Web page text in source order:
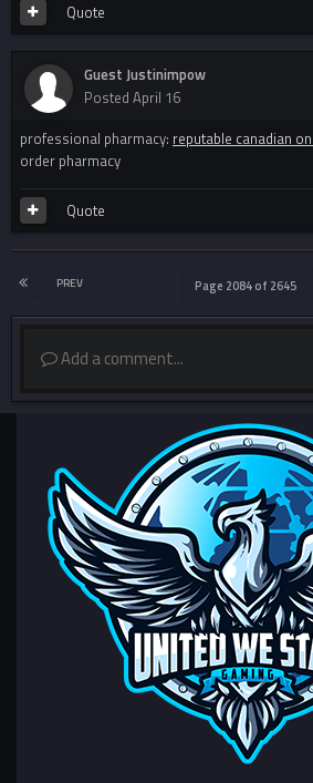
Quote
Guest Justinimpow
Posted April 16
professional pharmacy: reputable canadian
order pharmacy
Quote
PREV Page 2084 of 2645
Add a comment...